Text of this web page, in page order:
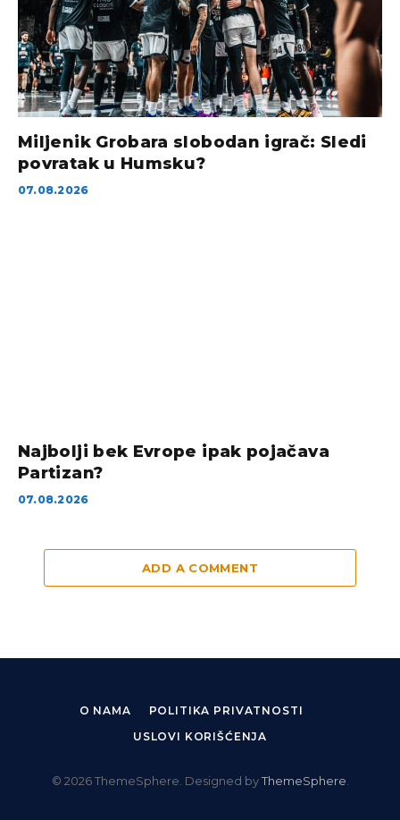
Miljenik Grobara slobodan igrač: Sledi
povratak u Humsku?
07.08.2026
Najbolji bek Evrope ipak pojačava
Partizan?
07.08.2026
ADD A COMMENT
O NAMA
POLITIKA PRIVATNOSTI
USLOVI KORIŠĆENJA
© 2026 ThemeSphere. Designed byThemeSphere.